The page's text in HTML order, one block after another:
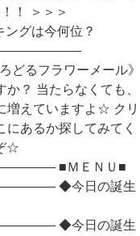
！！ ＞＞＞
グは今何位？
るフラワーメール》
？ 当たらなくても、
増えていますよ☆ クリ
あるか探してみてく
☆
■ＭＥＮＵ■
◆今日の誕生
◆今日の誕生